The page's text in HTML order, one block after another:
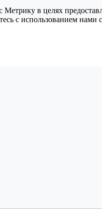
в целях
с использованием